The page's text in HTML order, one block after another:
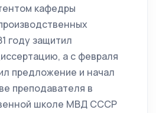
кафедры
году защитил
а с февраля
предложение и начал
преподавателя в
школе МВД СССР